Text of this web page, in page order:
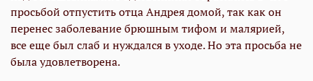
просьбой отпустить отца Андрея домой, так как он
перенес заболевание брюшным тифом и малярией,
все еще был слаб и нуждался в уходе. Но эта просьба не
была удовлетворена.